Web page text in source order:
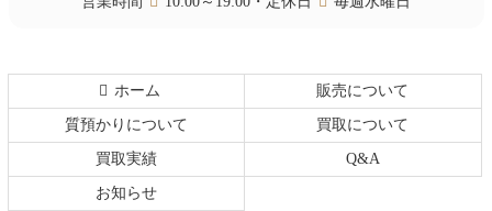
ホーム 販売について
質預かりについて 買取について
買取実績 Q&A
お知らせ